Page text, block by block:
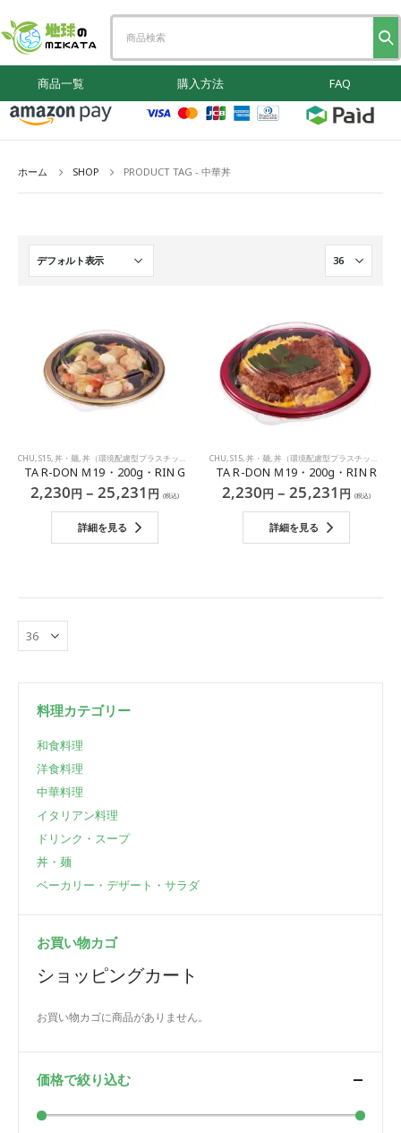
商品一覧 購入方法 FAQ
ホーム SHOP PRODUCT TAG - 中華丼
CHU S15 丼・麺 丼（環境配慮型プラスチック）
TA R-DON Ｍ19・200g・RIN G
2,230円 –25,231 円 (税込)
詳細を見る
CHU S15 丼・麺 丼（環境配慮型プラスチック）
TA R-DON Ｍ19・200g・RIN R
2,230円 –25,231 円 (税込)
詳細を見る
料理カテゴリー
和食料理
洋食料理
中華料理
イタリアン料理
ドリンク・スープ
丼・麺
ベーカリー・デザート・サラダ
お買い物カゴ
ショッピングカート
お買い物カゴに商品がありません。
価格で絞り込む